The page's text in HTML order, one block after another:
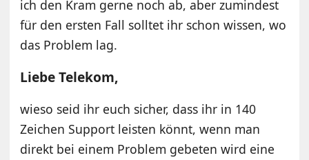
ich den Kram gerne noch ab, aber zumindest
für den ersten Fall solltet ihr schon wissen, wo
das Problem lag.
Liebe Telekom,
wieso seid ihr euch sicher, dass ihr in 140
Zeichen Support leisten könnt, wenn man
direkt bei einem Problem gebeten wird eine